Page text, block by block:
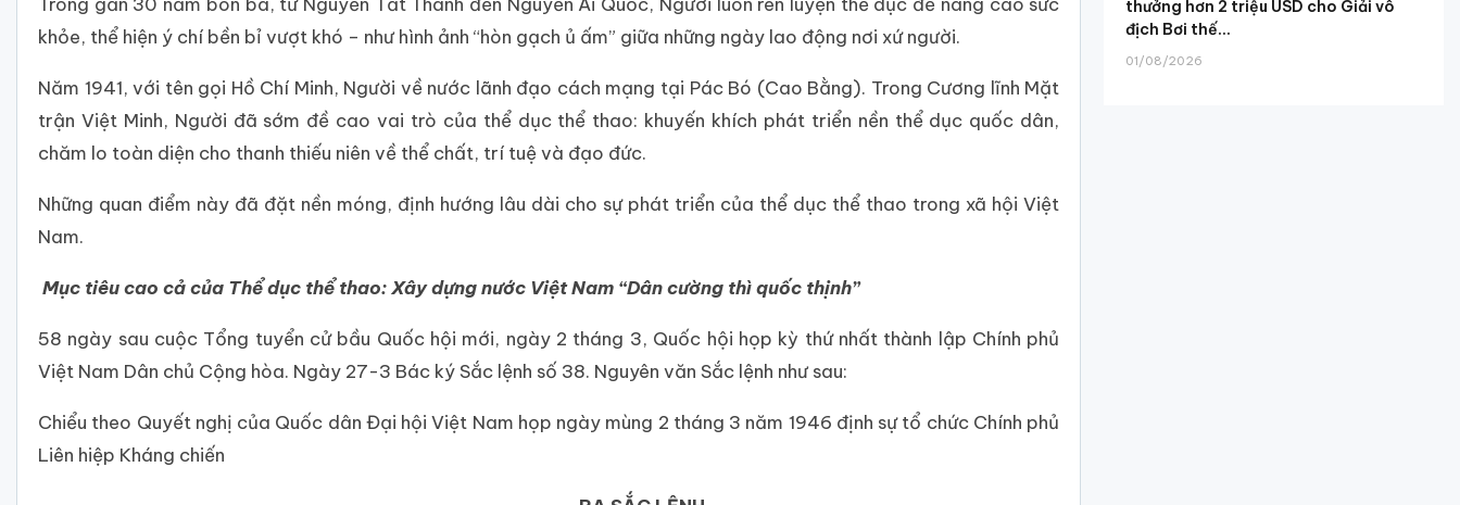
khỏe, thể hiện ý chí bền bỉ vượt khó – như hình ảnh “hòn gạch ủ ấm” giữa những ngày lao động nơi xứ người.
Năm 1941, với tên gọi Hồ Chí Minh, Người về nước lãnh đạo cách mạng tại Pác Bó (Cao Bằng). Trong Cương lĩnh Mặt
trận Việt Minh, Người đã sớm đề cao vai trò của thể dục thể thao: khuyến khích phát triển nền thể dục quốc dân,
chăm lo toàn diện cho thanh thiếu niên về thể chất, trí tuệ và đạo đức.
Những quan điểm này đã đặt nền móng, định hướng lâu dài cho sự phát triển của thể dục thể thao trong xã hội Việt
Nam.
Mục tiêu cao cả của Thể dục thể thao: Xây dựng nước Việt Nam “Dân cường thì quốc thịnh”
58 ngày sau cuộc Tổng tuyển cử bầu Quốc hội mới, ngày 2 tháng 3, Quốc hội họp kỳ thứ nhất thành lập Chính phủ
Việt Nam Dân chủ Cộng hòa. Ngày 27-3 Bác ký Sắc lệnh số 38. Nguyên văn Sắc lệnh như sau:
Chiểu theo Quyết nghị của Quốc dân Đại hội Việt Nam họp ngày mùng 2 tháng 3 năm 1946 định sự tổ chức Chính phủ
Liên hiệp Kháng chiến
thưởng hơn 2 triệu USD cho Giải vô
địch Bơi thế...
01/08/2026